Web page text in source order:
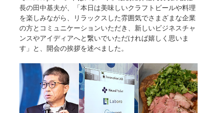
長の田中基夫が、「本日は美味しいクラフトビールや料理
を楽しみながら、リラックスした雰囲気でさまざまな企業
の方とコミュニケーションいただき、新しいビジネスチャ
ンスやアイディアへと繋いでいただければ嬉しく思いま
す」と、開会の挨拶を述べました。